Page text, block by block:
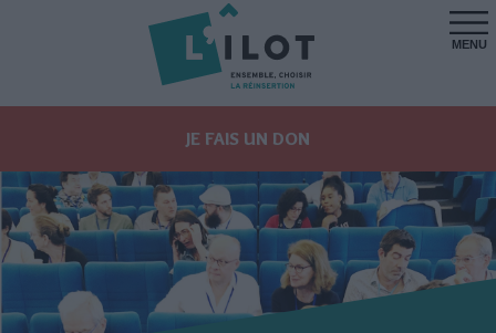
MENU
JE FAIS UN DON